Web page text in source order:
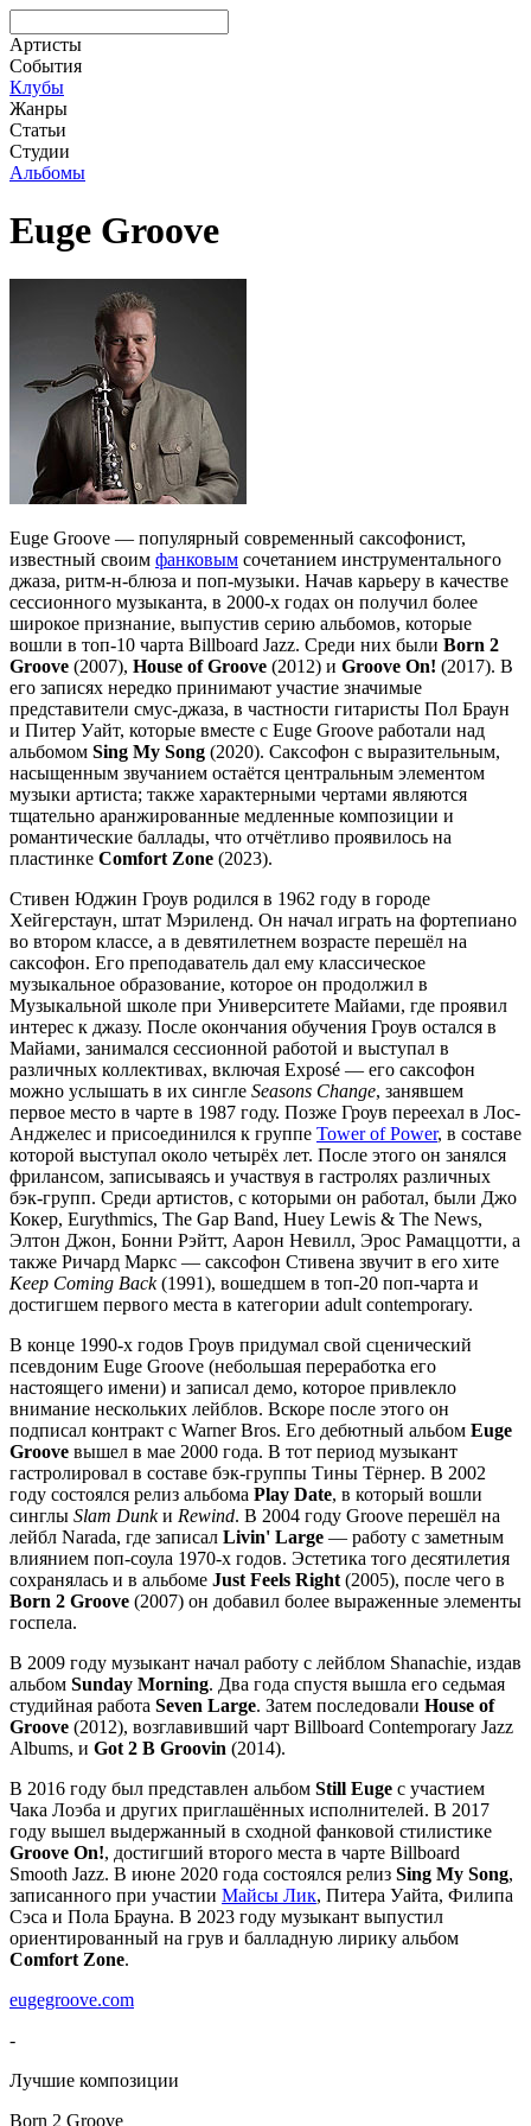
Артисты
События
Клубы
Жанры
Статьи
Студии
Альбомы
Euge Groove
Euge Groove — популярный современный саксофонист,
известный своим фанковым сочетанием инструментального
джаза, ритм-н-блюза и поп-музыки. Начав карьеру в качестве
сессионного музыканта, в 2000-х годах он получил более
широкое признание, выпустив серию альбомов, которые
вошли в топ-10 чарта Billboard Jazz. Среди них были Born 2
Groove (2007), House of Groove (2012) и Groove On! (2017). В
его записях нередко принимают участие значимые
представители смус-джаза, в частности гитаристы Пол Браун
и Питер Уайт, которые вместе с Euge Groove работали над
альбомом Sing My Song (2020). Саксофон с выразительным,
насыщенным звучанием остаётся центральным элементом
музыки артиста; также характерными чертами являются
тщательно аранжированные медленные композиции и
романтические баллады, что отчётливо проявилось на
пластинке Comfort Zone (2023).
Стивен Юджин Гроув родился в 1962 году в городе
Хейгерстаун, штат Мэриленд. Он начал играть на фортепиано
во втором классе, а в девятилетнем возрасте перешёл на
саксофон. Его преподаватель дал ему классическое
музыкальное образование, которое он продолжил в
Музыкальной школе при Университете Майами, где проявил
интерес к джазу. После окончания обучения Гроув остался в
Майами, занимался сессионной работой и выступал в
различных коллективах, включая Exposé — его саксофон
можно услышать в их сингле Seasons Change, занявшем
первое место в чарте в 1987 году. Позже Гроув переехал в Лос-
Анджелес и присоединился к группе Tower of Power, в составе
которой выступал около четырёх лет. После этого он занялся
фрилансом, записываясь и участвуя в гастролях различных
бэк-групп. Среди артистов, с которыми он работал, были Джо
Кокер, Eurythmics, The Gap Band, Huey Lewis & The News,
Элтон Джон, Бонни Рэйтт, Аарон Невилл, Эрос Рамаццотти, а
также Ричард Маркс — саксофон Стивена звучит в его хите
Keep Coming Back(1991), вошедшем в топ-20 поп-чарта и
достигшем первого места в категории adult contemporary.
В конце 1990-х годов Гроув придумал свой сценический
псевдоним Euge Groove (небольшая переработка его
настоящего имени) и записал демо, которое привлекло
внимание нескольких лейблов. Вскоре после этого он
подписал контракт с Warner Bros. Его дебютный альбом Euge
Groove вышел в мае 2000 года. В тот период музыкант
гастролировал в составе бэк-группы Тины Тёрнер. В 2002
году состоялся релиз альбома Play Date, в который вошли
синглы Slam Dunkи Rewind. В 2004 году Groove перешёл на
лейбл Narada, где записал Livin' Large — работу с заметным
влиянием поп-соула 1970-х годов. Эстетика того десятилетия
сохранялась и в альбоме Just Feels Right (2005), после чего в
Born 2 Groove (2007) он добавил более выраженные элементы
госпела.
В 2009 году музыкант начал работу с лейблом Shanachie, издав
альбом Sunday Morning. Два года спустя вышла его седьмая
студийная работа Seven Large. Затем последовали House of
Groove (2012), возглавивший чарт Billboard Contemporary Jazz
Albums, и Got 2 B Groovin (2014).
В 2016 году был представлен альбом Still Euge с участием
Чака Лоэба и других приглашённых исполнителей. В 2017
году вышел выдержанный в сходной фанковой стилистике
Groove On!, достигший второго места в чарте Billboard
Smooth Jazz. В июне 2020 года состоялся релиз Sing My Song,
записанного при участии Майсы Лик, Питера Уайта, Филипа
Сэса и Пола Брауна. В 2023 году музыкант выпустил
ориентированный на грув и балладную лирику альбом
Comfort Zone.
eugegroove.com
-
Лучшие композиции
Born 2 Groove